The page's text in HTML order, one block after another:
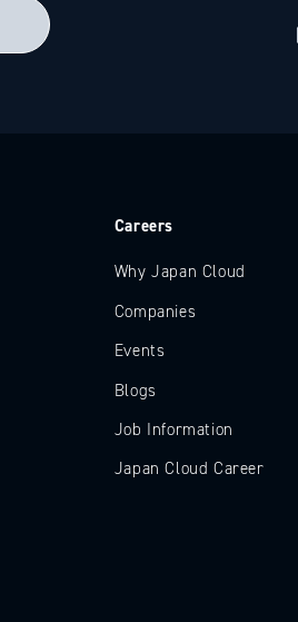
Careers
Why Japan Cloud
Companies
Events
Blogs
Job Information
Japan Cloud Career